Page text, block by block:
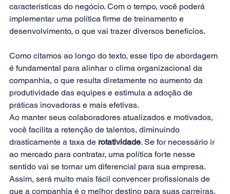
características do negócio. Com o tempo, você poderá
implementar uma política firme de treinamento e
desenvolvimento, o que vai trazer diversos benefícios.
Como citamos ao longo do texto, esse tipo de abordagem
é fundamental para alinhar o clima organizacional da
companhia, o que resulta diretamente no aumento da
produtividade das equipes e estimula a adoção de
práticas inovadoras e mais efetivas.
Ao manter seus colaboradores atualizados e motivados,
você facilita a retenção de talentos, diminuindo
drasticamente a taxa de rotatividade. Se for necessário ir
ao mercado para contratar, uma política forte nesse
sentido vai se tornar um diferencial para sua empresa.
Assim, será muito mais fácil convencer profissionais de
que a companhia é o melhor destino para suas carreiras.